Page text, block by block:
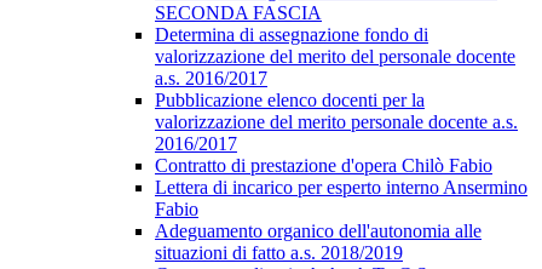
SECONDA FASCIA
Determina di assegnazione fondo di
valorizzazione del merito del personale docente
a.s. 2016/2017
Pubblicazione elenco docenti per la
valorizzazione del merito personale docente a.s.
2016/2017
Contratto di prestazione d'opera Chilò Fabio
Lettera di incarico per esperto interno Ansermino
Fabio
Adeguamento organico dell'autonomia alle
situazioni di fatto a.s. 2018/2019